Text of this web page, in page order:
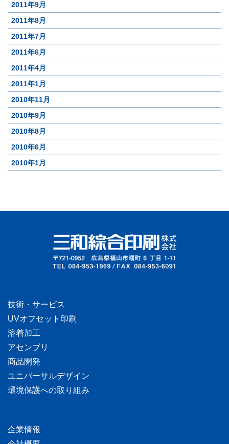
2011年9月
2011年8月
2011年7月
2011年6月
2011年4月
2011年1月
2010年11月
2010年9月
2010年8月
2010年6月
2010年1月
技術・サービス
UVオフセット印刷
溶着加工
アセンブリ
商品開発
ユニバーサルデザイン
環境保護への取り組み
企業情報